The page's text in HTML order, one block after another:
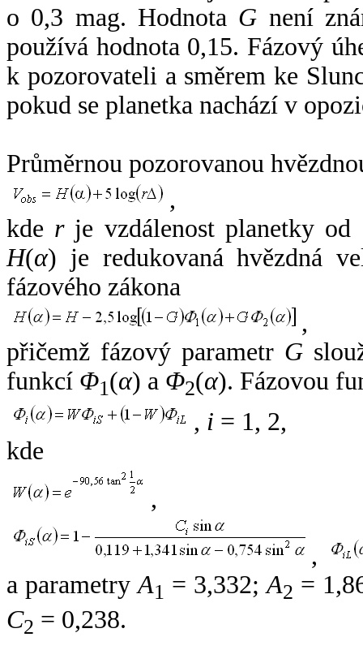
o 0,3 mag. Hodnota G není
používá hodnota 0,15. Fázový
k pozorovateli a směrem ke
pokud se planetka nachází v
Průměrnou pozorovanou
,
kde rje vzdálenost planetky od
H(α) je redukovaná hvězdná
fázového zákona
,
přičemž fázový parametr G
funkcí Φ1(α) a Φ2(α). Fázovou
, i = 1, 2,
kde
,
,
a parametryA1 = 3,332;A2 =
C2 = 0,238.